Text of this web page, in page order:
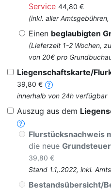
Service 44,80 €
(inkl. aller
Einen beglaubigten
(Lieferzeit 1-2 Wochen,
von 20€ pro
Liegenschaftskarte/
39,80 €
innerhalb von 24h verfügbar
Auszug aus dem
Flurstücksnachweis
die neue
39,80 €
Stand 1.1,.2022, inkl.
Bestandsübersicht/